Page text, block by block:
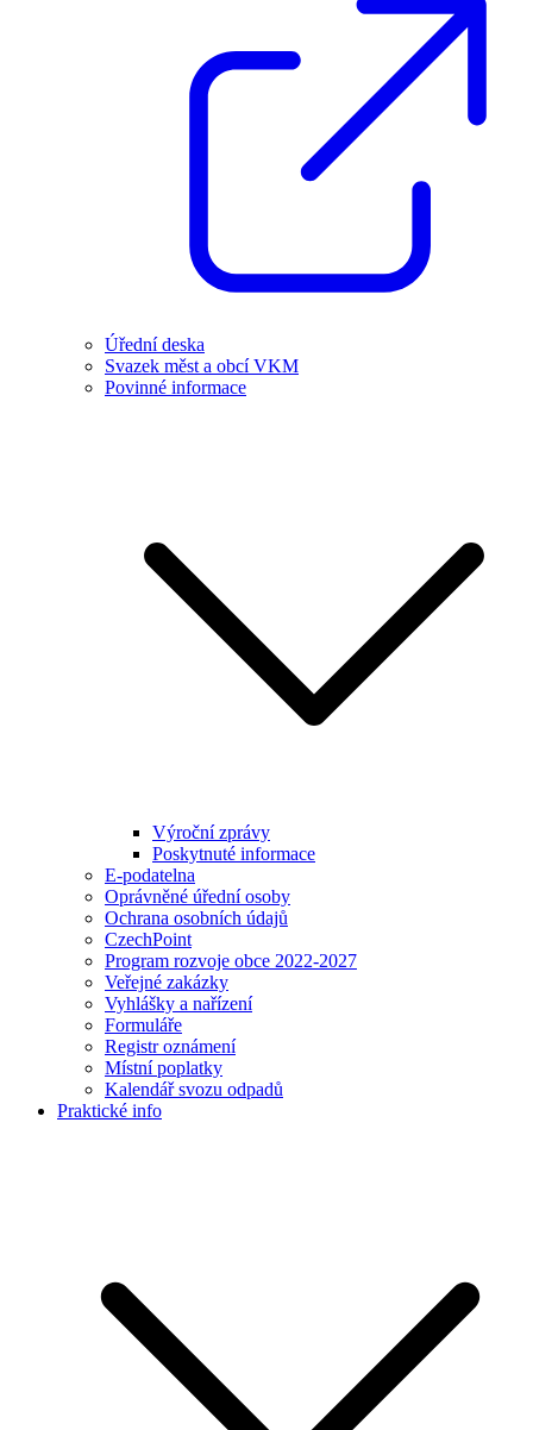
Úřední deska
Svazek měst a obcí VKM
Povinné informace
Výroční zprávy
Poskytnuté informace
E-podatelna
Oprávněné úřední osoby
Ochrana osobních údajů
CzechPoint
Program rozvoje obce 2022-2027
Veřejné zakázky
Vyhlášky a nařízení
Formuláře
Registr oznámení
Místní poplatky
Kalendář svozu odpadů
Praktické info